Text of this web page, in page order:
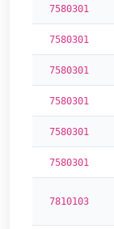
7580301
7580301
7580301
7580301
7580301
7580301
7810103